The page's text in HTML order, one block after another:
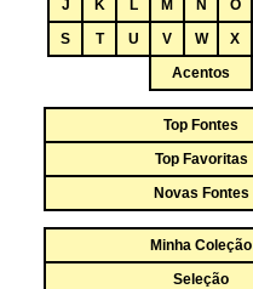
J
K L M N O
S
T U V W X
Acentos
Top Fontes
Top Favoritas
Novas Fontes
Minha Coleção
Seleção